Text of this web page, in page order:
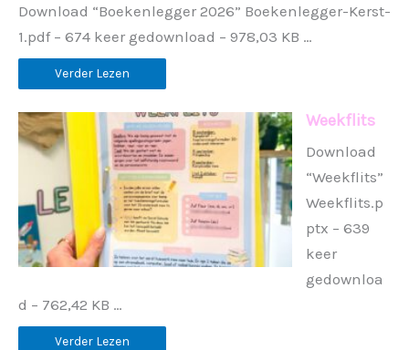
Download “Boekenlegger 2026” Boekenlegger-Kerst-
1.pdf – 674 keer gedownload – 978,03 KB …
Verder Lezen
Weekflits
Download
“Weekflits”
Weekflits.p
ptx – 639
keer
gedownloa
d – 762,42 KB …
Verder Lezen